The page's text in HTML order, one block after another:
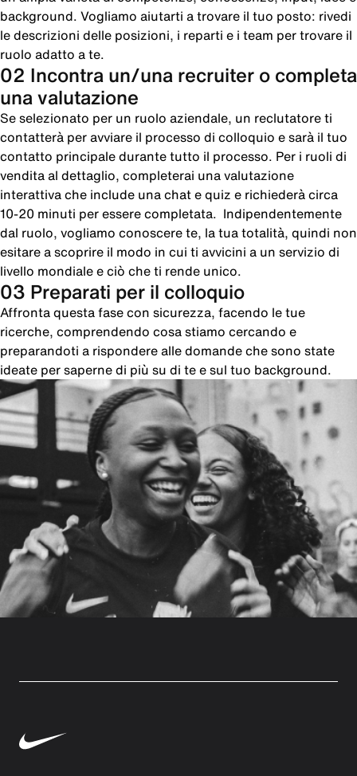
background. Vogliamo aiutarti a trovare il tuo posto: rivedi
le descrizioni delle posizioni, i reparti e i team per trovare il
ruolo adatto a te.
02 Incontra un/una recruiter o completa
una valutazione
Se selezionato per un ruolo aziendale, un reclutatore ti
contatterà per avviare il processo di colloquio e sarà il tuo
contatto principale durante tutto il processo. Per i ruoli di
vendita al dettaglio, completerai una valutazione
interattiva che include una chat e quiz e richiederà circa
10-20 minuti per essere completata. Indipendentemente
dal ruolo, vogliamo conoscere te, la tua totalità, quindi non
esitare a scoprire il modo in cui ti avvicini a un servizio di
livello mondiale e ciò che ti rende unico.
03 Preparati per il colloquio
Affronta questa fase con sicurezza, facendo le tue
ricerche, comprendendo cosa stiamo cercando e
preparandoti a rispondere alle domande che sono state
ideate per saperne di più su di te e sul tuo background.